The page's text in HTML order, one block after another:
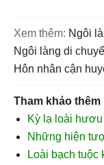
Xem thêm:
ngôi
ngôi làng di
hôn nhân cận
Tham khảo thêm
Kỳ lạ loài
Những hiện
Loài bạch tuộc